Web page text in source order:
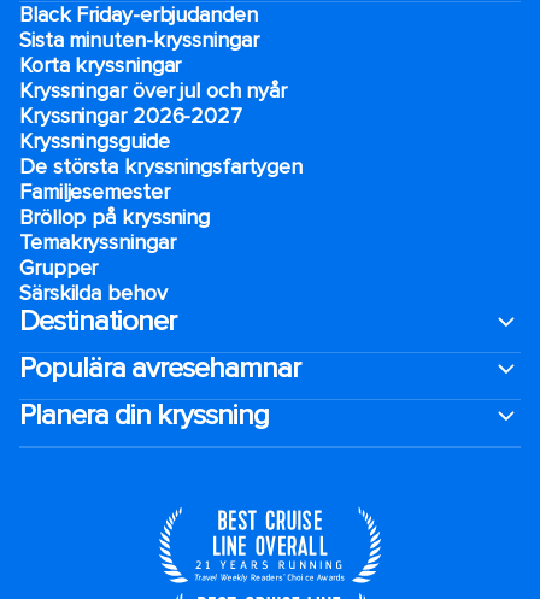
Black Friday-erbjudanden
Sista minuten-kryssningar
Korta kryssningar
Kryssningar över jul och nyår
Kryssningar 2026-2027
Kryssningsguide
De största kryssningsfartygen
Familjesemester
Bröllop på kryssning
Temakryssningar
Grupper
Särskilda behov
Destinationer
Populära avresehamnar
Planera din kryssning